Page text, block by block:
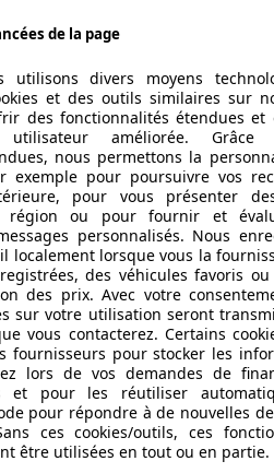
n.c.
toute responsabilité concernant
Haut
plateforme en ligne de
de la page
divers moyens
et des outils similaires sur
des fonctionnalités étendues et
utilisateur améliorée.
nous permettons la
exemple pour poursuivre vos
pour vous présenter
région ou pour fournir et
personnalisés. Nous
localement lorsque vous la
des véhicules favoris
des prix. Avec votre
sur votre utilisation seront
vous contacterez. Certains
fournisseurs pour stocker les
lors de vos demandes de
et pour les réutiliser
pour répondre à de nouvelles
ces cookies/outils, ces
être utilisées en tout ou en partie.